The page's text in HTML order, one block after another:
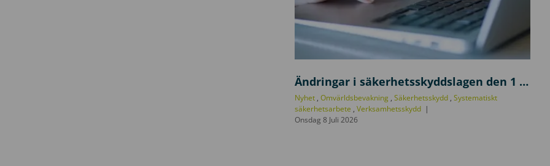
p
p
d
a
Ändringar i säkerhetsskyddslagen den 1 juli 2026
Nyhet , Omvärldsbevakning , Säkerhetsskydd , Systematiskt
säkerhetsarbete , Verksamhetsskydd
Onsdag 8 Juli 2026